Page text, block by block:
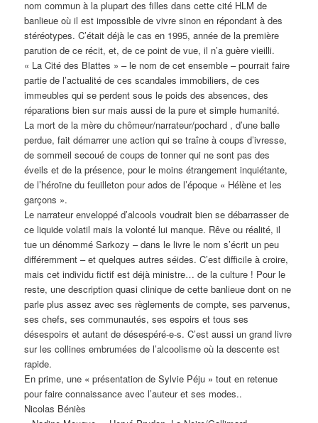
nom commun à la plupart des filles dans cette cité HLM de
banlieue où il est impossible de vivre sinon en répondant à des
stéréotypes. C’était déjà le cas en 1995, année de la première
parution de ce récit, et, de ce point de vue, il n’a guère vieilli.
« La Cité des Blattes » – le nom de cet ensemble – pourrait faire
partie de l’actualité de ces scandales immobiliers, de ces
immeubles qui se perdent sous le poids des absences, des
réparations bien sur mais aussi de la pure et simple humanité.
La mort de la mère du chômeur/narrateur/pochard , d’une balle
perdue, fait démarrer une action qui se traîne à coups d’ivresse,
de sommeil secoué de coups de tonner qui ne sont pas des
éveils et de la présence, pour le moins étrangement inquiétante,
de l’héroïne du feuilleton pour ados de l’époque « Hélène et les
garçons ».
Le narrateur enveloppé d’alcools voudrait bien se débarrasser de
ce liquide volatil mais la volonté lui manque. Rêve ou réalité, il
tue un dénommé Sarkozy – dans le livre le nom s’écrit un peu
différemment – et quelques autres séides. C’est difficile à croire,
mais cet individu fictif est déjà ministre… de la culture ! Pour le
reste, une description quasi clinique de cette banlieue dont on ne
parle plus assez avec ses règlements de compte, ses parvenus,
ses chefs, ses communautés, ses espoirs et tous ses
désespoirs et autant de désespéré-e-s. C’est aussi un grand livre
sur les collines embrumées de l’alcoolisme où la descente est
rapide.
En prime, une « présentation de Sylvie Péju » tout en retenue
pour faire connaissance avec l’auteur et ses modes..
Nicolas Béniès